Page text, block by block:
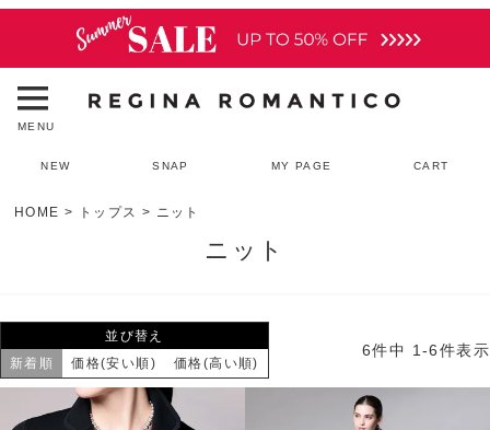
MENU
NEW SNAP MY PAGE CART
HOME トップス ニット
ニット
並び替え
新着順
価格(安い順) 価格(高い順)
6件中 1 -6件表示